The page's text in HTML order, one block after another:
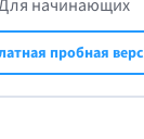
начинающих
пробная